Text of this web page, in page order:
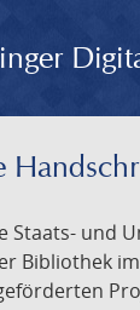
Staats- und
Bibliothek